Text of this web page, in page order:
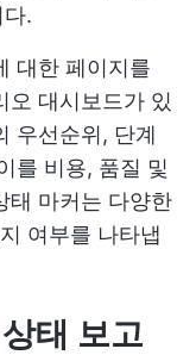
.
대한 페이지를
오 대시보드가 있
우선순위, 단계
를 비용, 품질 및
태 마커는 다양한
여부를 나타냅
태 보고